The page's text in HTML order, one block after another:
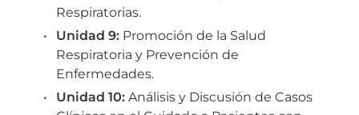
Respiratorias.
Unidad 9: Promoción de la Salud
Respiratoria y Prevención de
Enfermedades.
Unidad 10: Análisis y Discusión de Casos